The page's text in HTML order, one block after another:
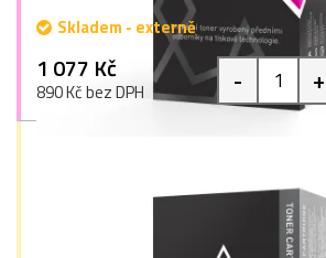
Skladem - externě
1 077 Kč
890 Kč bez DPH - +